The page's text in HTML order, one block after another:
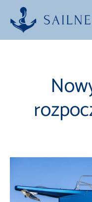
Przejdź
treści